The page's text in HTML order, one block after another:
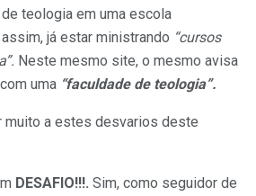
teologia em uma escola
já estar ministrando “cursos
Neste mesmo site, o mesmo avisa
uma “faculdade de teologia”.
muito a estes desvarios deste
DESAFIO!!!. Sim, como seguidor de